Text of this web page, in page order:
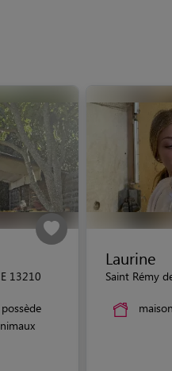
13210
possède
Laurine
Saint Rémy
maison